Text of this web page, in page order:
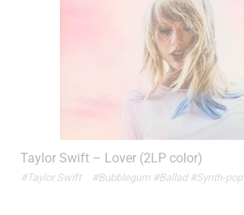
Taylor Swift – Lover (2LP color)
#Taylor Swift #Bubblegum #Ballad #Synth-pop